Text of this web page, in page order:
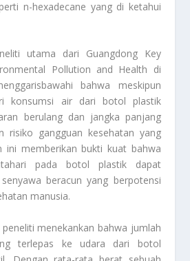
n-hexadecane yang di ketahui
utama dari Guangdong Key
Pollution and Health di
bahwa meskipun
konsumsi air dari botol plastik
berulang dan jangka panjang
risiko gangguan kesehatan yang
ini memberikan bukti kuat bahwa
pada botol plastik dapat
beracun yang berpotensi
manusia.
menekankan bahwa jumlah
terlepas ke udara dari botol